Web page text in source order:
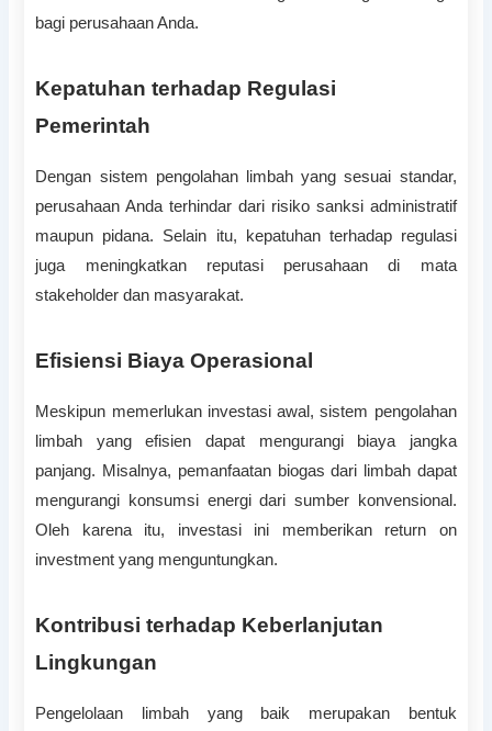
bagi perusahaan Anda.
Kepatuhan terhadap Regulasi
Pemerintah
Dengan sistem pengolahan limbah yang sesuai standar,
perusahaan Anda terhindar dari risiko sanksi administratif
maupun pidana. Selain itu, kepatuhan terhadap regulasi
juga meningkatkan reputasi perusahaan di mata
stakeholder dan masyarakat.
Efisiensi Biaya Operasional
Meskipun memerlukan investasi awal, sistem pengolahan
limbah yang efisien dapat mengurangi biaya jangka
panjang. Misalnya, pemanfaatan biogas dari limbah dapat
mengurangi konsumsi energi dari sumber konvensional.
Oleh karena itu, investasi ini memberikan return on
investment yang menguntungkan.
Kontribusi terhadap Keberlanjutan
Lingkungan
Pengelolaan limbah yang baik merupakan bentuk